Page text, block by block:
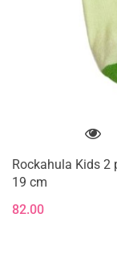
Rockahula Kids 2
19 cm
82.00